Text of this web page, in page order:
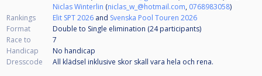
Niclas Winterlin (niclas_w_@hotmail.com, 0768983058)
Rankings
Elit SPT 2026 and Svenska Pool Touren 2026
Format
Double to Single elimination (24participants)
Race to
7
Handicap
No handicap
Dresscode
All klädsel inklusive skor skall vara hela och rena.